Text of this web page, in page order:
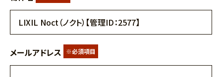
メールアドレス ※必須項目